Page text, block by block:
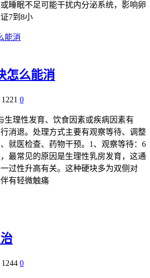
睡眠不足可能干扰内分泌系统，影响卵
7到8小
怎么能消
1221 0
生理性发育、饮食因素或疾病因素有
消退。处理方式主要有观察等待、调整
就医检查、药物干预。1、观察等待：6
最常见的原因是生理性乳房发育，这通
过性升高有关。这种硬块多为双侧对
有轻微触痛
1244 0